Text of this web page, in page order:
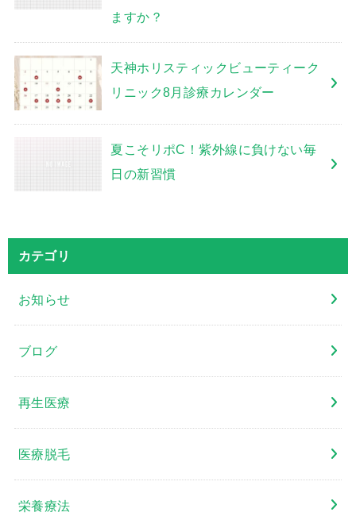
ますか？
天神ホリスティックビューティーク
リニック8月診療カレンダー
夏こそリポC！紫外線に負けない毎
日の新習慣
カテゴリ
お知らせ
ブログ
再生医療
医療脱毛
栄養療法